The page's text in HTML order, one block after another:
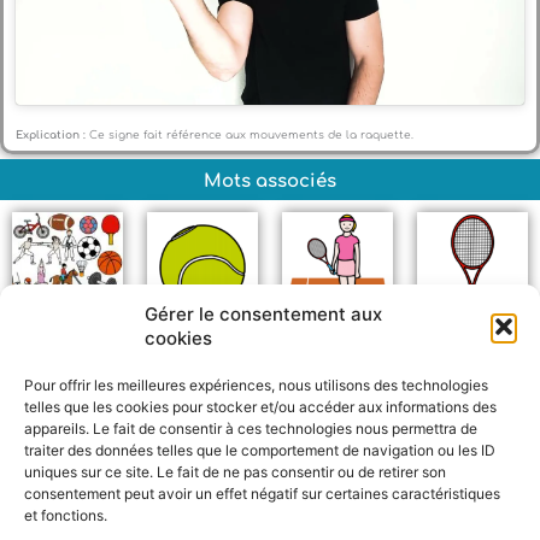
Gérer le consentement aux
cookies
Pour offrir les meilleures expériences, nous utilisons des technologies
telles que les cookies pour stocker et/ou accéder aux informations des
appareils. Le fait de consentir à ces technologies nous permettra de
traiter des données telles que le comportement de navigation ou les ID
uniques sur ce site. Le fait de ne pas consentir ou de retirer son
consentement peut avoir un effet négatif sur certaines caractéristiques
et fonctions.
Explication : Ce signe fait référence aux mouvements de la raquette.
Mots associés
Balle de tennis Raquette